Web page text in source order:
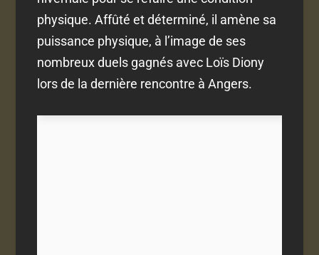
physique. Affûté et déterminé, il amène sa
puissance physique, à l’image de ses
nombreux duels gagnés avec Loïs Diony
lors de la dernière rencontre à Angers.